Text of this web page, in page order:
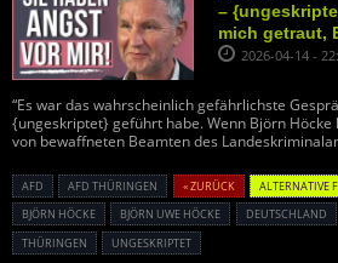
–
mich getraut,
2026-04-14 -
“Es war das wahrscheinlich gefährlichste
{ungeskriptet} geführt habe. Wenn Björn
von bewaffneten Beamten des
AFD AFD THÜRINGEN « ZURÜCK
ALTERNATIVE
BJÖRN HÖCKE
BJÖRN UWE HÖCKE DEUTSCHLAND
THÜRINGEN
UNGESKRIPTET